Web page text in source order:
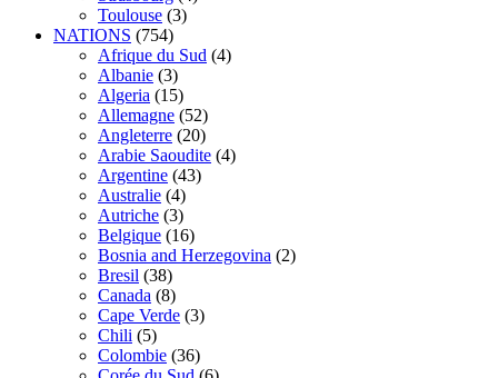
Toulouse (3)
NATIONS (754)
Afrique du Sud (4)
Albanie (3)
Algeria (15)
Allemagne (52)
Angleterre (20)
Arabie Saoudite (4)
Argentine (43)
Australie (4)
Autriche (3)
Belgique (16)
Bosnia and Herzegovina (2)
Bresil (38)
Canada (8)
Cape Verde (3)
Chili (5)
Colombie (36)